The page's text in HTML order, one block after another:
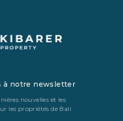
à notre newsletter
nouvelles et les
les propriétés de Bali